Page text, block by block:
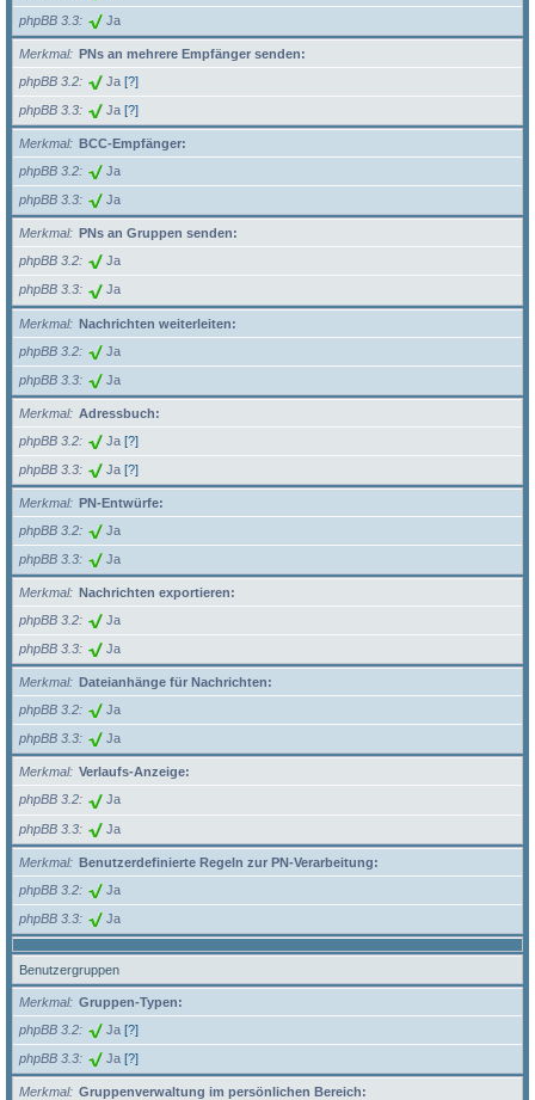
phpBB 3.3 Ja
Merkmal
PNs an mehrere Empfänger senden:
phpBB 3.2
Ja [?]
phpBB 3.3 Ja [?]
Merkmal
BCC-Empfänger:
phpBB 3.2
Ja
phpBB 3.3 Ja
Merkmal
PNs an Gruppen senden:
phpBB 3.2
Ja
phpBB 3.3 Ja
Merkmal
Nachrichten weiterleiten:
phpBB 3.2
Ja
phpBB 3.3 Ja
Merkmal
Adressbuch:
phpBB 3.2
Ja [?]
phpBB 3.3 Ja [?]
Merkmal
PN-Entwürfe:
phpBB 3.2
Ja
phpBB 3.3 Ja
Merkmal
Nachrichten exportieren:
phpBB 3.2
Ja
phpBB 3.3 Ja
Merkmal
Dateianhänge für Nachrichten:
phpBB 3.2
Ja
phpBB 3.3 Ja
Merkmal
Verlaufs-Anzeige:
phpBB 3.2
Ja
phpBB 3.3 Ja
Merkmal
Benutzerdefinierte Regeln zur PN-Verarbeitung:
phpBB 3.2
Ja
phpBB 3.3 Ja
Benutzergruppen
Merkmal
Gruppen-Typen:
phpBB 3.2
Ja [?]
phpBB 3.3 Ja [?]
Merkmal
Gruppenverwaltung im persönlichen Bereich: